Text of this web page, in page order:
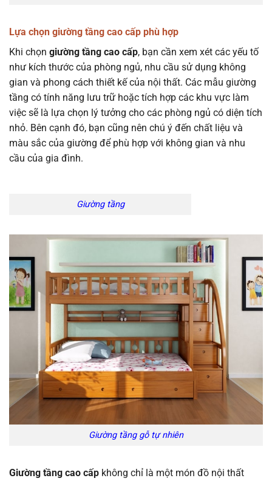
Lựa chọn giường tầng cao cấp phù hợp
Khi chọn giường tầng cao cấp, bạn cần xem xét các yếu tố
như kích thước của phòng ngủ, nhu cầu sử dụng không
gian và phong cách thiết kế của nội thất. Các mẫu giường
tầng có tính năng lưu trữ hoặc tích hợp các khu vực làm
việc sẽ là lựa chọn lý tưởng cho các phòng ngủ có diện tích
nhỏ. Bên cạnh đó, bạn cũng nên chú ý đến chất liệu và
màu sắc của giường để phù hợp với không gian và nhu
cầu của gia đình.
Giường tầng
Giường tầng gỗ tự nhiên
Giường tầng cao cấp không chỉ là một món đồ nội thất